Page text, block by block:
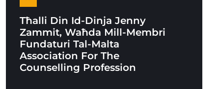
Tħalli Din Id-Dinja Jenny
Zammit, Waħda Mill-Membri
Fundaturi Tal-Malta
Association For The
Counselling Profession